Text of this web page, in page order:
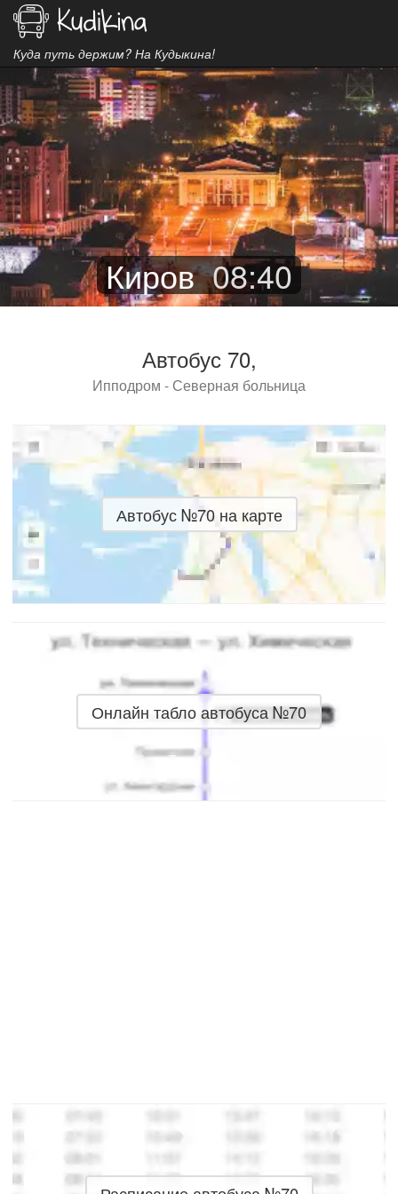
Куда путь держим? На Кудыкина!
Киров 08:40
Автобус 70,
Ипподром - Северная больница
Автобус №70 на карте
Онлайн табло автобуса №70